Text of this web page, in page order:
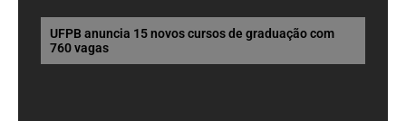
UFPB anuncia 15 novos cursos de graduação com
760 vagas